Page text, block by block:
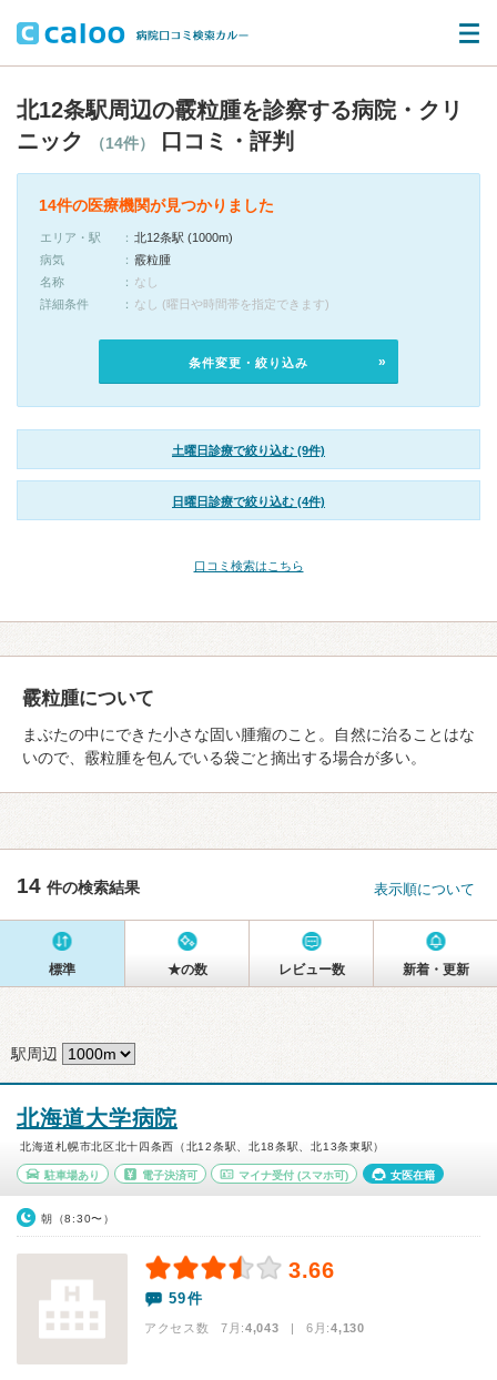
北12条駅周辺の霰粒腫を診察する病院・クリ
ニック
（14件） 口コミ・評判
14件の医療機関が見つかりました
エリア・駅
北12条駅 (1000m)
病気
霰粒腫
名称
なし
詳細条件
なし (曜日や時間帯を指定できます)
条件変更・絞り込み
土曜日診療で絞り込む (9件)
日曜日診療で絞り込む (4件)
口コミ検索はこちら
霰粒腫について
まぶたの中にできた小さな固い腫瘤のこと。自然に治ることはな
いので、霰粒腫を包んでいる袋ごと摘出する場合が多い。
14 件の検索結果 表示順について
標準 ★の数 レビュー数 新着・更新
駅周辺
北海道大学病院
北海道札幌市北区北十四条西（北12条駅、北18条駅、北13条東駅）
駐車場あり 電子決済可 マイナ受付 (スマホ可) 女医在籍
朝（8:30〜）
3.66
59件
アクセス数 7月:4,043 | 6月:4,130